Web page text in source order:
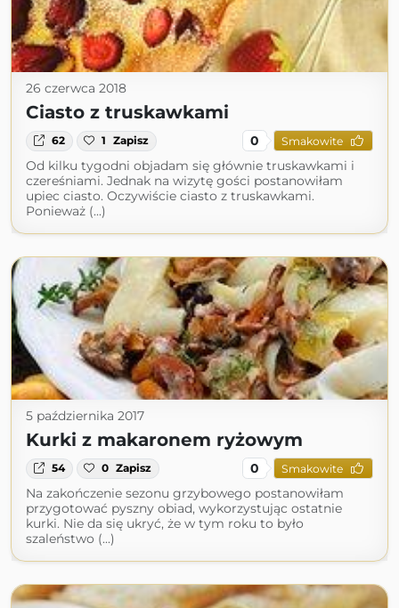
26 czerwca 2018
Ciasto z truskawkami
62 1 Zapisz 0 Smakowite
Od kilku tygodni objadam się głównie truskawkami i
czereśniami. Jednak na wizytę gości postanowiłam
upiec ciasto. Oczywiście ciasto z truskawkami.
Ponieważ (...)
5 października 2017
Kurki z makaronem ryżowym
54 0 Zapisz 0 Smakowite
Na zakończenie sezonu grzybowego postanowiłam
przygotować pyszny obiad, wykorzystując ostatnie
kurki. Nie da się ukryć, że w tym roku to było
szaleństwo (...)